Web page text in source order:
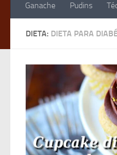
Ganache Pudins
DIETA: DIETA PARA